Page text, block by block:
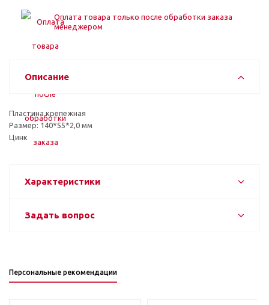
Оплата товара только после обработки заказа
менеджером
Описание
Пластина крепежная
Размер: 140*55*2,0 мм
Цинк
Характеристики
Задать вопрос
Персональные рекомендации